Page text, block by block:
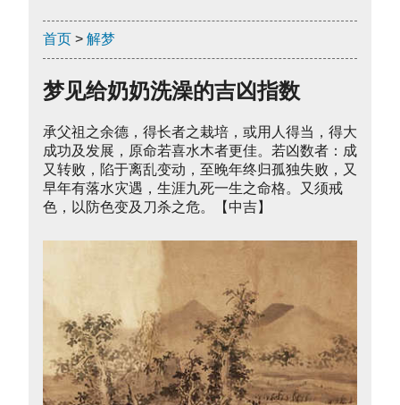
首页 > 解梦
梦见给奶奶洗澡的吉凶指数
承父祖之余德，得长者之栽培，或用人得当，得大
成功及发展，原命若喜水木者更佳。若凶数者：成
又转败，陷于离乱变动，至晚年终归孤独失败，又
早年有落水灾遇，生涯九死一生之命格。又须戒
色，以防色变及刀杀之危。【中吉】